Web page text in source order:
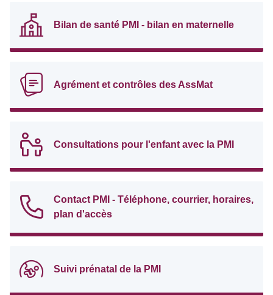
Bilan de santé PMI - bilan en maternelle
Agrément et contrôles des AssMat
Consultations pour l'enfant avec la PMI
Contact PMI - Téléphone, courrier, horaires,
plan d'accès
Suivi prénatal de la PMI